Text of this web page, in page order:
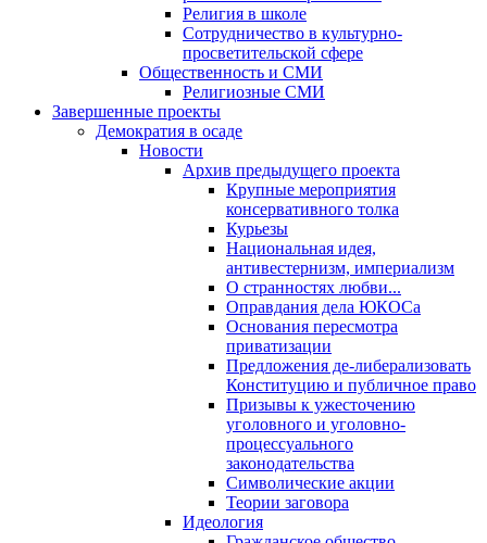
Религия в школе
Сотрудничество в культурно-
просветительской сфере
Общественность и СМИ
Религиозные СМИ
Завершенные проекты
Демократия в осаде
Новости
Архив предыдущего проекта
Крупные мероприятия
консервативного толка
Курьезы
Национальная идея,
антивестернизм, империализм
О странностях любви...
Оправдания дела ЮКОСа
Основания пересмотра
приватизации
Предложения де-либерализовать
Конституцию и публичное право
Призывы к ужесточению
уголовного и уголовно-
процессуального
законодательства
Символические акции
Теории заговора
Идеология